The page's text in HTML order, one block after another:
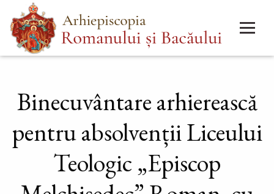
Mergi
la
conţinutul
Main
menu
Binecuvântare arhierească
pentru absolvenții Liceului
Teologic „Episcop